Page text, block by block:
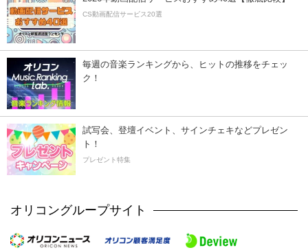
CS動画配信サービス20選
毎週の音楽ランキングから、ヒットの推移をチェッ
ク！
試写会、登壇イベント、サインチェキなどプレゼン
ト！
プレゼント特集
オリコングループサイト